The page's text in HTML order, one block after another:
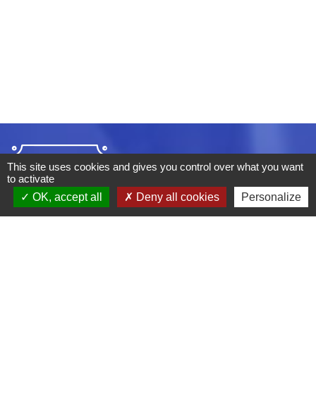
This site uses cookies and gives you control over what you want
to activate
OK, accept all
Deny all cookies Personalize